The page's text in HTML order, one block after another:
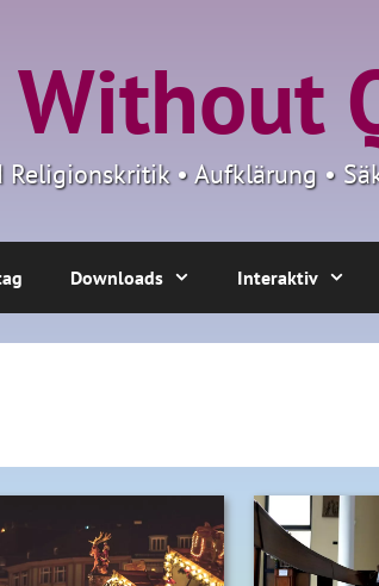
Religionskritik • Aufklärung •
Downloads Interaktiv